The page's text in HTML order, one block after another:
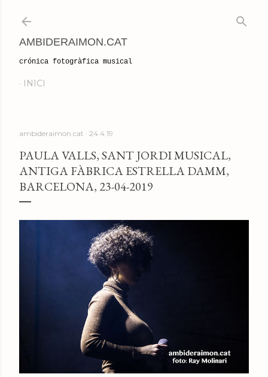
AMBIDERAIMON.CAT
crónica fotogràfica musical
INICI
ambideraimon.cat 24.4.19
PAULA VALLS, SANT JORDI MUSICAL,
ANTIGA FÀBRICA ESTRELLA DAMM,
BARCELONA, 23-04-2019